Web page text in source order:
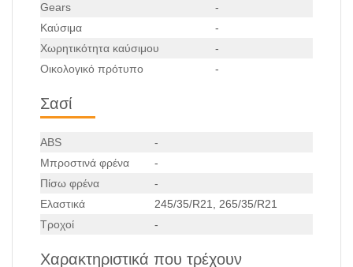
Gears
-
Καύσιμα
-
Χωρητικότητα καύσιμου
-
Οικολογικό πρότυπο
-
Σασί
ABS
-
Μπροστινά φρένα
-
Πίσω φρένα
-
Ελαστικά
245/35/R21, 265/35/R21
Τροχοί
-
Χαρακτηριστικά που τρέχουν